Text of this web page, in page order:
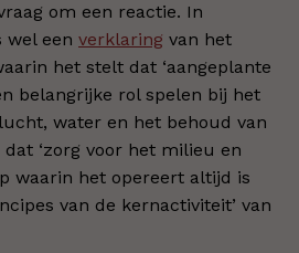
om een reactie. In
wel een verklaring van het
het stelt dat ‘aangeplante
belangrijke rol spelen bij het
water en het behoud van
dat ‘zorg voor het milieu en
waarin het opereert altijd is
van de kernactiviteit’ van